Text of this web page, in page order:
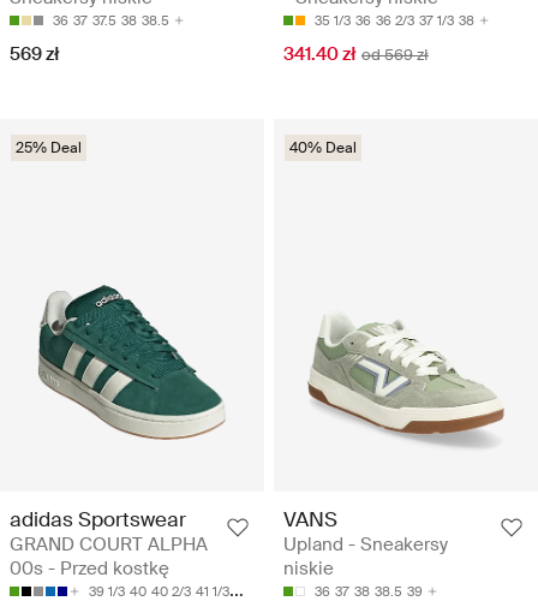
36 37 37.5 38 38.5
569 zł
35 1/3 36 36 2/3 37 1/3 38
341.40 zł od 569 zł
25% Deal
adidas Sportswear
GRAND COURT ALPHA
00s - Przed kostkę
39 1/3 40 40 2/3 41 1/3 42
40% Deal
VANS
Upland - Sneakersy
niskie
36 37 38 38.5 39